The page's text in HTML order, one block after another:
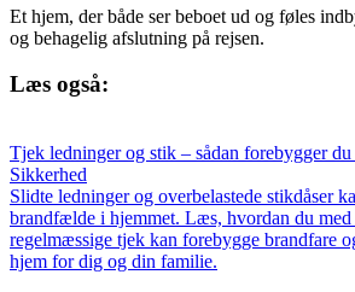
Et hjem, der både ser beboet ud og føles
og behagelig afslutning på rejsen.
Læs også:
Tjek ledninger og stik – sådan forebygger
Sikkerhed
Slidte ledninger og overbelastede stikdåser
brandfælde i hjemmet. Læs, hvordan du med
regelmæssige tjek kan forebygge brandfare
hjem for dig og din familie.